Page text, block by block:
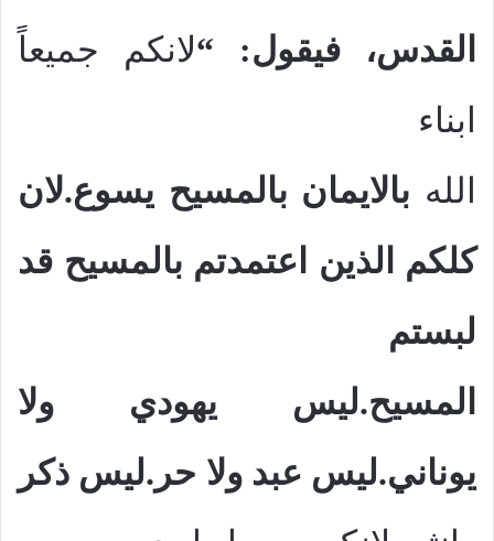
القدس، فيقول: “لانكم جميعاً
ابناء
الله بالايمان بالمسيح يسوع.لان
كلكم الذين اعتمدتم بالمسيح قد
لبستم
المسيح.ليس يهودي ولا
يوناني.ليس عبد ولا حر.ليس ذكر